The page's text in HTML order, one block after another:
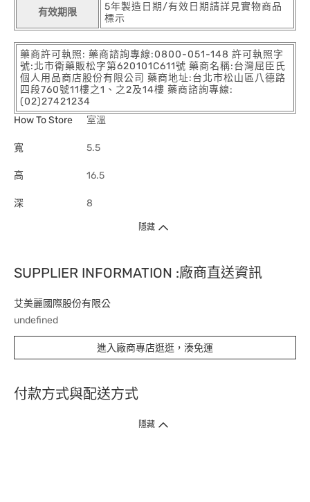
有效期限
5年製造日期/有效日期請詳見實物商品
標示
藥商許可執照: 藥商諮詢專線:0800-051-148 許可執照字
號:北市衛藥販松字第620101C611號 藥商名稱:台灣屈臣氏
個人用品商店股份有限公司 藥商地址:台北市松山區八德路
四段760號11樓之1、之2及14樓 藥商諮詢專線:
(02)27421234
How To Store
室溫
寬 5.5
高 16.5
深 8
隱藏
SUPPLIER INFORMATION :廠商直送資訊
艾美麗國際股份有限公
undefined
進入廠商專店逛逛，湊免運
付款方式與配送方式
隱藏